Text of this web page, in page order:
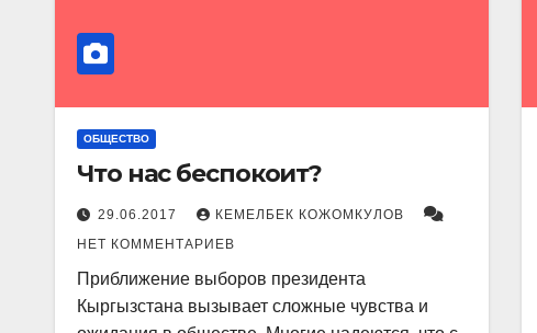
ОБЩЕСТВО
Что нас беспокоит?
29.06.2017
КЕМЕЛБЕК КОЖОМКУЛОВ
НЕТ КОММЕНТАРИЕВ
Приближение выборов президента
Кыргызстана вызывает сложные чувства и